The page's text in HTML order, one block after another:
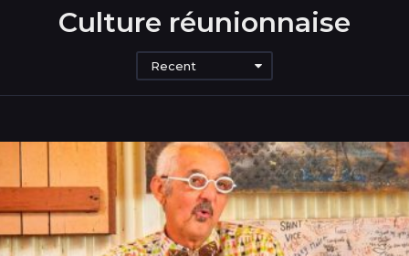
Culture réunionnaise
Recent